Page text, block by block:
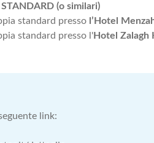
(o similari)
standard presso l’Hotel
standard presso l'Hotel Zalagh
link: